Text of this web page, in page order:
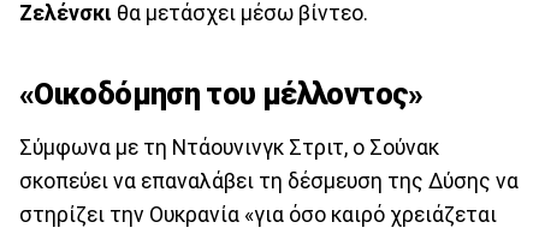
Ζελένσκι θα μετάσχει μέσω βίντεο.
«Οικοδόμηση του μέλλοντος»
Σύμφωνα με τη Ντάουνινγκ Στριτ, ο Σούνακ
σκοπεύει να επαναλάβει τη δέσμευση της Δύσης να
στηρίζει την Ουκρανία «για όσο καιρό χρειάζεται